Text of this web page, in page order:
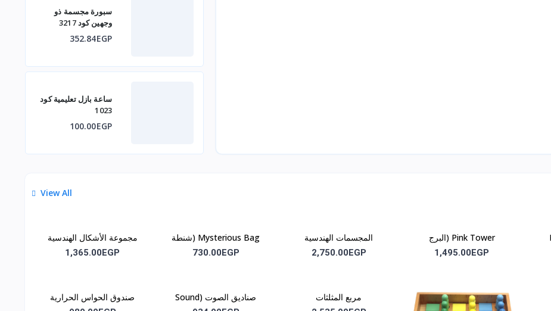
سبورة مجسمة ذو
وجهين كود 3217
352.84EGP
ساعة بازل تعليمية كود
1023
100.00EGP
View All
Pink Tower (البرج
الوردي)m3
1,495.00EGP
المجسمات الهندسية
2,750.00EGP
Mysterious Bag (شنطة
الأسرار)
730.00EGP
مجموعة الأشكال الهندسية
الجزئية M7 (Departial
1,365.00EGP
مربع المثلثات
صناديق الصوت (Sound
صندوق الحواس الحرارية